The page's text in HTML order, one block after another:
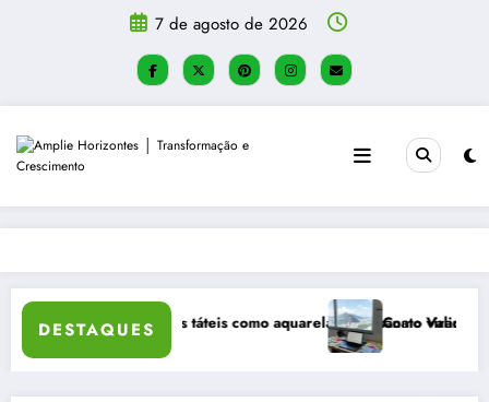
7 de agosto de 2026
DESTAQUES
atividades táteis como aquarela e artesanato viraram a principal
Como Validar uma Ideia de